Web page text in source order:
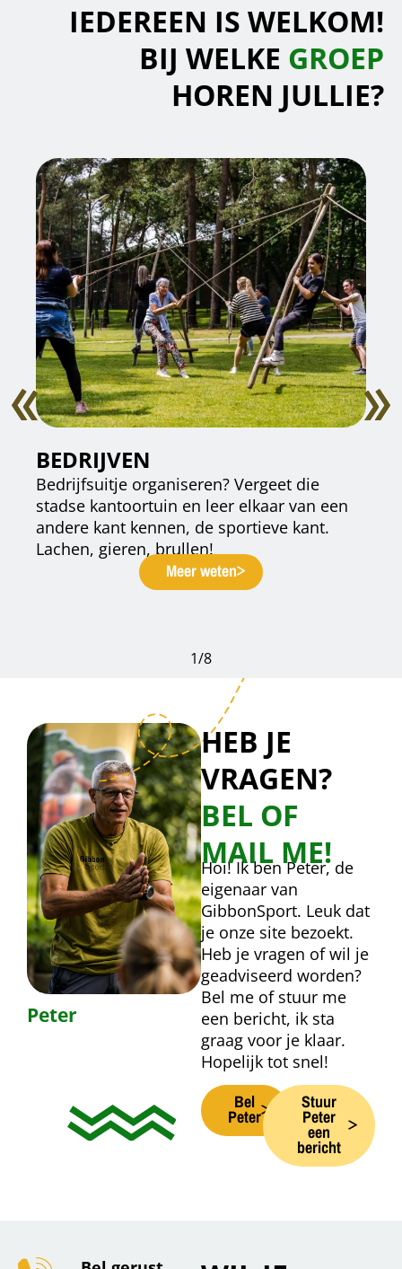
IEDEREEN IS WELKOM!
BIJ WELKE GROEP
HOREN JULLIE?
BEDRIJVEN
Bedrijfsuitje organiseren? Vergeet die
stadse kantoortuin en leer elkaar van een
andere kant kennen, de sportieve kant.
Lachen, gieren, brullen!
Meer weten
1/8
Peter
HEB JE
VRAGEN?
BEL OF
MAIL ME!
Hoi! Ik ben Peter, de
eigenaar van
GibbonSport. Leuk dat
je onze site bezoekt.
Heb je vragen of wil je
geadviseerd worden?
Bel me of stuur me
een bericht, ik sta
graag voor je klaar.
Hopelijk tot snel!
Bel
Peter
Stuur
Peter
een
bericht